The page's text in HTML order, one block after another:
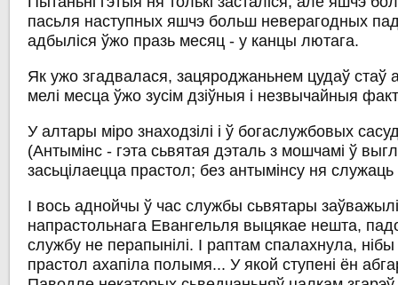
пасьля наступныхяшчэ больш неверагодных
адбыліся ўжо празь месяц - у канцы лютага.
Як ужо згадвалася, зацяроджаньнем цудаў стаў
мелі месца ўжо зусім дзіўныя і незвычайныя
У алтары міро знаходзілі і ў богаслужбовых
(Антымінс - гэта сьвятая дэталь з мошчамі ў
засьцілаецца прастол; без антымінсу ня служаць
І вось аднойчы ў час службы сьвятары
напрастольнага Евангельля выцякае нешта,
службу не перапынілі. І раптам спалахнула,
прастол ахапіла полымя... У якой ступені ён